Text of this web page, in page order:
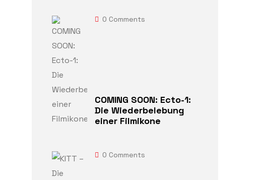
0 Comments
COMING SOON: Ecto-1:
Die Wiederbelebung
einer Filmikone
0 Comments